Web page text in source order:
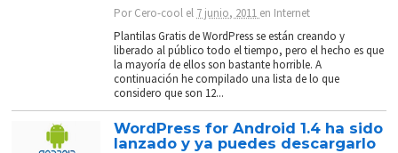
PorCero-cool el 7 junio, 2011 en Internet
Plantilas Gratis de WordPress se están creando y
liberado al público todo el tiempo, pero el hecho es que
la mayoría de ellos son bastante horrible. A
continuación he compilado una lista de lo que
considero que son 12...
WordPress for Android 1.4 ha sido
lanzado y ya puedes descargarlo